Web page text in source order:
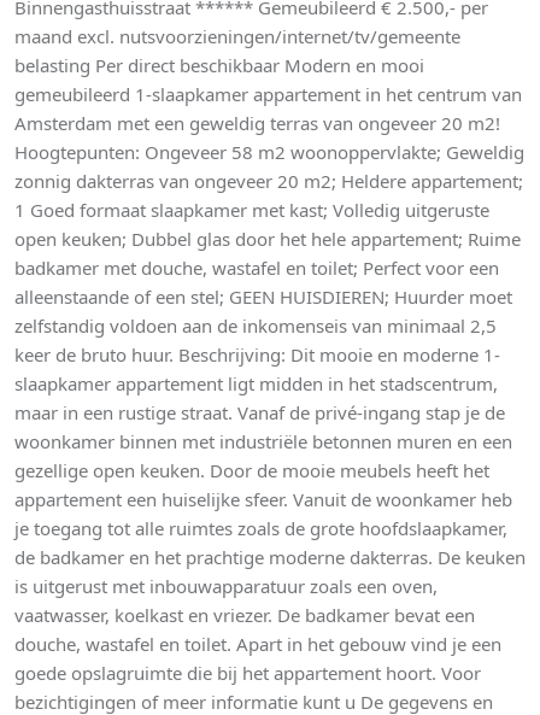
Binnengasthuisstraat ****** Gemeubileerd € 2.500,- per
maand excl. nutsvoorzieningen/internet/tv/gemeente
belasting Per direct beschikbaar Modern en mooi
gemeubileerd 1-slaapkamer appartement in het centrum van
Amsterdam met een geweldig terras van ongeveer 20 m2!
Hoogtepunten: Ongeveer 58 m2 woonoppervlakte; Geweldig
zonnig dakterras van ongeveer 20 m2; Heldere appartement;
1 Goed formaat slaapkamer met kast; Volledig uitgeruste
open keuken; Dubbel glas door het hele appartement; Ruime
badkamer met douche, wastafel en toilet; Perfect voor een
alleenstaande of een stel; GEEN HUISDIEREN; Huurder moet
zelfstandig voldoen aan de inkomenseis van minimaal 2,5
keer de bruto huur. Beschrijving: Dit mooie en moderne 1-
slaapkamer appartement ligt midden in het stadscentrum,
maar in een rustige straat. Vanaf de privé-ingang stap je de
woonkamer binnen met industriële betonnen muren en een
gezellige open keuken. Door de mooie meubels heeft het
appartement een huiselijke sfeer. Vanuit de woonkamer heb
je toegang tot alle ruimtes zoals de grote hoofdslaapkamer,
de badkamer en het prachtige moderne dakterras. De keuken
is uitgerust met inbouwapparatuur zoals een oven,
vaatwasser, koelkast en vriezer. De badkamer bevat een
douche, wastafel en toilet. Apart in het gebouw vind je een
goede opslagruimte die bij het appartement hoort. Voor
bezichtigingen of meer informatie kunt u De gegevens en